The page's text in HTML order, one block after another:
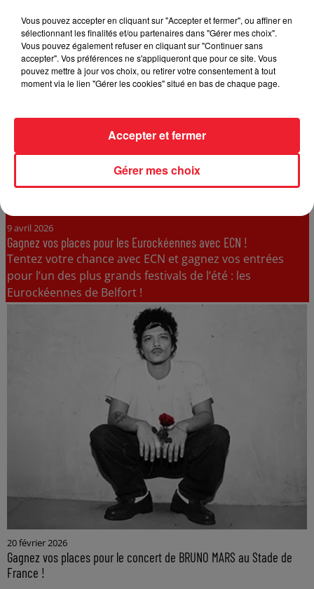
9 avril 2026
Gagnez vos places pour les Eurockéennes avec ECN !
Tentez votre chance avec ECN et gagnez vos entrées
pour l’un des plus grands festivals de l’été : les
Eurockéennes de Belfort !
20 février 2026
Gagnez vos places pour le concert de BRUNO MARS au Stade de
France !
Vous pouvez accepter en cliquant sur "Accepter et fermer", ou affiner en
sélectionnant les finalités et/ou partenaires dans "Gérer mes choix".
Vous pouvez également refuser en cliquant sur "Continuer sans
accepter". Vos préférences ne s'appliqueront que pour ce site. Vous
pouvez mettre à jour vos choix, ou retirer votre consentement à tout
moment via le lien "Gérer les cookies" situé en bas de chaque page.
Gérer mes choix
Accepter et fermer